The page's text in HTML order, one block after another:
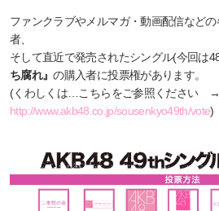
ファンクラブやメルマガ・動画配信など
者、
そして直近で発売されたシングル(今回は
ち腐れ』の購入者に投票権があります。
(くわしくは…こちらをご参照ください
http://www.akb48.co.jp/sousenkyo49th/vote)